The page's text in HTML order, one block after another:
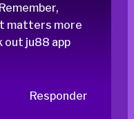
matters more
out ju88 app
Responder